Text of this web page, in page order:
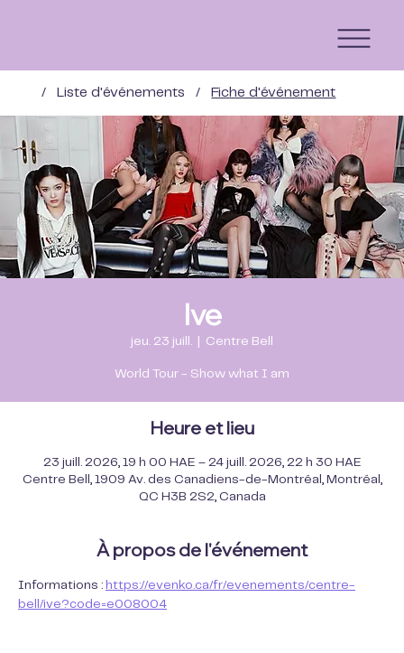
/ Liste d'événements / Fiche d'événement
Ive
jeu. 23 juill. Centre Bell
World Tour - Show what I am
Heure et lieu
23 juill. 2026, 19 h 00 HAE – 24 juill. 2026, 22 h 30 HAE
Centre Bell, 1909 Av. des Canadiens-de-Montréal, Montréal,
QC H3B 2S2, Canada
À propos de l'événement
Informations : https://evenko.ca/fr/evenements/centre-
bell/ive?code=e008004